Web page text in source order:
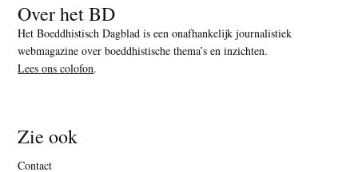
Over het BD
Het Boeddhistisch Dagblad is een onafhankelijk journalistiek
webmagazine over boeddhistische thema’s en inzichten.
Lees ons colofon.
Zie ook
Contact